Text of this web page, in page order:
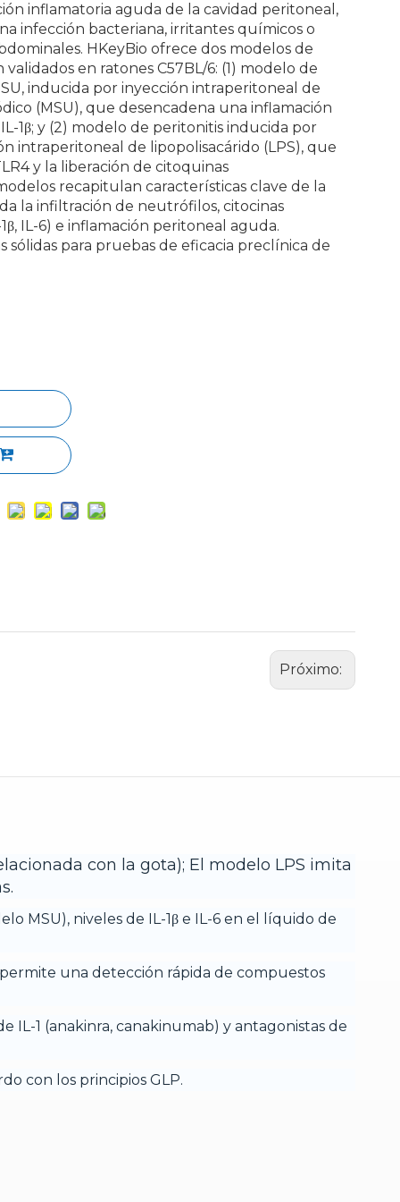
inflamatoria aguda de la cavidad peritoneal,
infección bacteriana, irritantes químicos o
HKeyBio ofrece dos modelos de
en ratones C57BL/6: (1) modelo de
inducida por inyección intraperitoneal de
(MSU), que desencadena una inflamación
1β; y (2) modelo de peritonitis inducida por
intraperitoneal de lipopolisacárido (LPS), que
y la liberación de citoquinas
recapitulan características clave de la
la infiltración de neutrófilos, citocinas
IL-6) e inflamación peritoneal aguda.
sólidas para pruebas de eficacia preclínica de
Próximo:
con la gota); El modelo LPS imita
MSU), niveles de IL-1β e IL-6 en el líquido de
una detección rápida de compuestos
IL-1 (anakinra, canakinumab) y antagonistas de
con los principios GLP.